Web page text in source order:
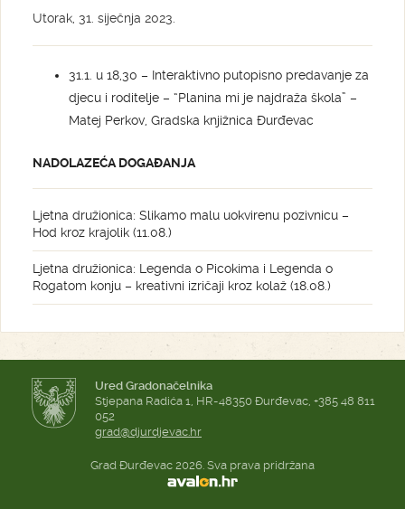
Utorak, 31. siječnja 2023.
31.1. u 18,30 – Interaktivno putopisno predavanje za
djecu i roditelje – “Planina mi je najdraža škola” –
Matej Perkov, Gradska knjižnica Đurđevac
NADOLAZEĆA DOGAĐANJA
Ljetna družionica: Slikamo malu uokvirenu pozivnicu –
Hod kroz krajolik (11.08.)
Ljetna družionica: Legenda o Picokima i Legenda o
Rogatom konju – kreativni izričaji kroz kolaž (18.08.)
Ured Gradonačelnika
Stjepana Radića 1, HR-48350 Đurđevac, +385 48 811
052
grad@djurdjevac.hr
Grad Đurđevac 2026. Sva prava pridržana